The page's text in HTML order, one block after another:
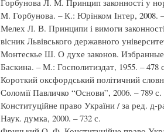
Горбунова Л. М. Принцип законності у
М. Горбунова. – К.: Юрiнком Iнтер, 2008.
Мелех Л. В. Принципи і вимоги
вісник Львівського державного
Монтескье Ш. О духе законов.
Баскина. – М.: Госполитиздат, 1955. – 478
Короткий оксфордський політичний
Соломії Павличко “Основи”, 2006. – 789 с.
Конституційне право України / за ред.
Наук. думка, 2000. – 732 с.